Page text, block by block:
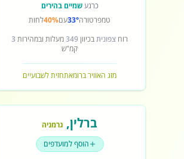
כרגעשמיים בהירים
טמפרטורה33°עם40%לחות
רוח צפוניתבכיוון349מעלות ובמהירות 3
קמ"ש
מזג האוויר ברומאתחזית לשבועיים
ברלין, גרמניה
הוסף למועדפים